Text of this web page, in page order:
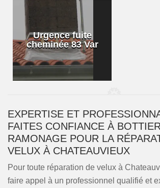
Urgence fuite
cheminée 83 Var
EXPERTISE ET
FAITES CONFIANCE À BOTTIER
RAMONAGE POUR LA
VELUX À CHATEAUVIEUX
Pour toute réparation de velux à
faire appel à un professionnel qualifié et